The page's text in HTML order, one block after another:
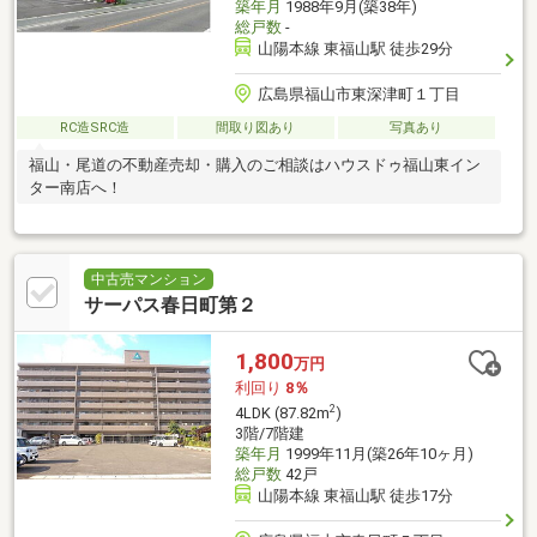
築年月 1988年9月(築38年)
総戸数-
山陽本線 東福山駅 徒歩29分
広島県福山市東深津町１丁目
RC造SRC造 間取り図あり 写真あり
福山・尾道の不動産売却・購入のご相談はハウスドゥ福山東イン
ター南店へ！
中古売マンション
サーパス春日町第２
1,800万円
利回り 8％
4LDK (87.82m2)
3階/7階建
築年月 1999年11月(築26年10ヶ月)
総戸数42戸
山陽本線 東福山駅 徒歩17分